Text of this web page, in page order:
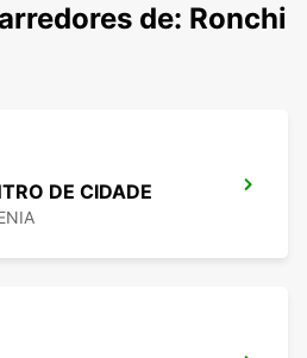
de: Ronchi
DE CIDADE